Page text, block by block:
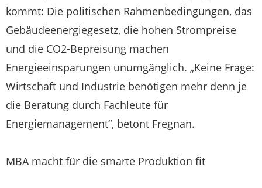
kommt: Die politischen Rahmenbedingungen, das
Gebäudeenergiegesetz, die hohen Strompreise
und die CO2-Bepreisung machen
Energieeinsparungen unumgänglich. „Keine Frage:
Wirtschaft und Industrie benötigen mehr denn je
die Beratung durch Fachleute für
Energiemanagement“, betont Fregnan.
MBA macht für die smarte Produktion fit